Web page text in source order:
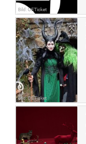
Bild: OETicket
Bild: OETicket